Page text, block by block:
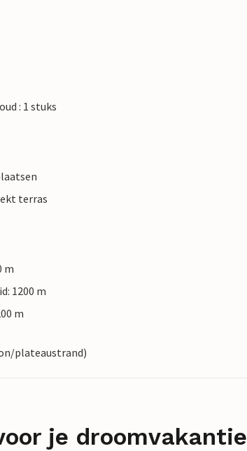
: 1 stuks
terras
m
1200 m
m
plateaustrand)
je droomvakantie